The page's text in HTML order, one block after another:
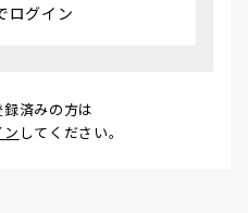
ログイン
済みの方は
してください。